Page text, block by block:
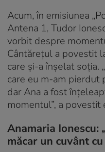
Acum, în emisiunea
Antena 1, Tudor
vorbit despre
Cântărețul a povestit
care și-a înșelat soția.
care eu m-am pierdut
dar Ana a fost
momentul”, a povestit
Anamaria Ionescu:
măcar un cuvânt